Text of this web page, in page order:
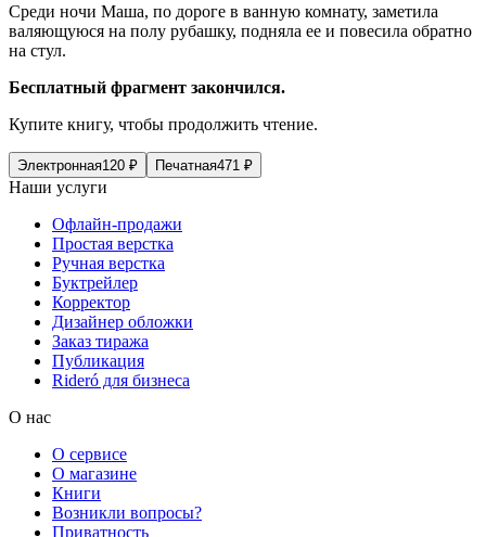
Среди ночи Маша, по дороге в ванную комнату, заметила
валяющуюся на полу рубашку, подняла ее и повесила обратно
на стул.
Бесплатный фрагмент закончился.
Купите книгу, чтобы продолжить чтение.
Электронная120 ₽ Печатная471 ₽
Наши услуги
Офлайн-продажи
Простая верстка
Ручная верстка
Буктрейлер
Корректор
Дизайнер обложки
Заказ тиража
Публикация
Rideró для бизнеса
О нас
О сервисе
О магазине
Книги
Возникли вопросы?
Приватность